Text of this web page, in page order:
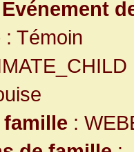
: Témoin
famille :